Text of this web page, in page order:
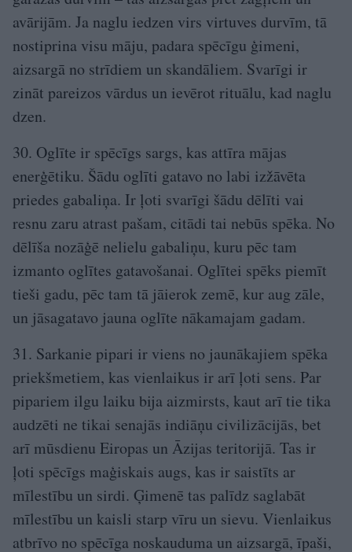
avārijām. Ja naglu iedzen virs virtuves durvīm, tā
nostiprina visu māju, padara spēcīgu ģimeni,
aizsargā no strīdiem un skandāliem. Svarīgi ir
zināt pareizos vārdus un ievērot rituālu, kad naglu
dzen.
30. Oglīte ir spēcīgs sargs, kas attīra mājas
enerģētiku. Šādu oglīti gatavo no labi izžāvēta
priedes gabaliņa. Ir ļoti svarīgi šādu dēlīti vai
resnu zaru atrast pašam, citādi tai nebūs spēka. No
dēlīša nozāģē nelielu gabaliņu, kuru pēc tam
izmanto oglītes gatavošanai. Oglītei spēks piemīt
tieši gadu, pēc tam tā jāierok zemē, kur aug zāle,
un jāsagatavo jauna oglīte nākamajam gadam.
31. Sarkanie pipari ir viens no jaunākajiem spēka
priekšmetiem, kas vienlaikus ir arī ļoti sens. Par
pipariem ilgu laiku bija aizmirsts, kaut arī tie tika
audzēti ne tikai senajās indiāņu civilizācijās, bet
arī mūsdienu Eiropas un Āzijas teritorijā. Tas ir
ļoti spēcīgs maģiskais augs, kas ir saistīts ar
mīlestību un sirdi. Ģimenē tas palīdz saglabāt
mīlestību un kaisli starp vīru un sievu. Vienlaikus
atbrīvo no spēcīga noskauduma un aizsargā, īpaši,